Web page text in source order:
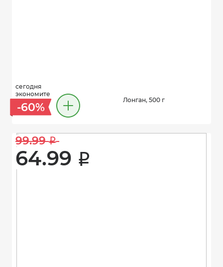
сегодня
экономите
-60%
Лонган, 500 г
99.99 i
64.99 i